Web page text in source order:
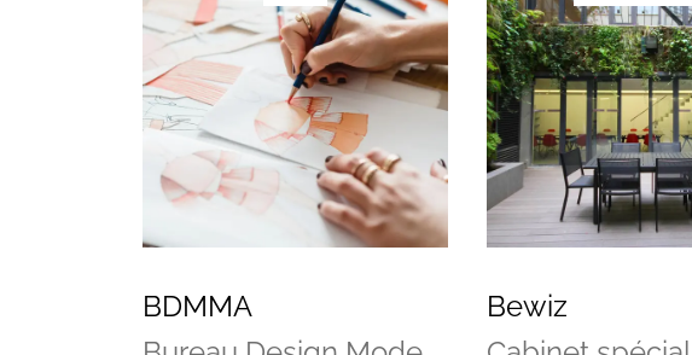
BDMMA
Bewiz